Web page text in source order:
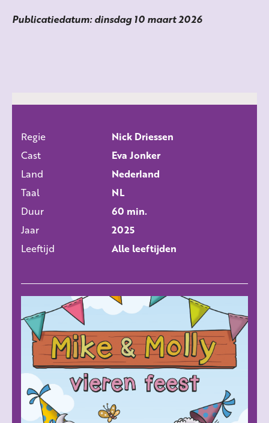
Publicatiedatum: dinsdag 10 maart 2026
Regie
Nick Driessen
Cast
Eva Jonker
Land
Nederland
Taal
NL
Duur
60 min.
Jaar
2025
Leeftijd
Alle leeftijden